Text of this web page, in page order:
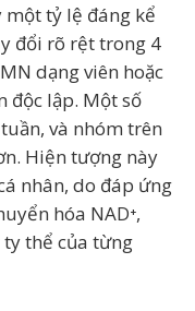
một tỷ lệ đáng kể
đổi rõ rệt trong 4
dạng viên hoặc
độc lập. Một số
và nhóm trên
Hiện tượng này
nhân, do đáp ứng
hóa NAD⁺,
thể của từng